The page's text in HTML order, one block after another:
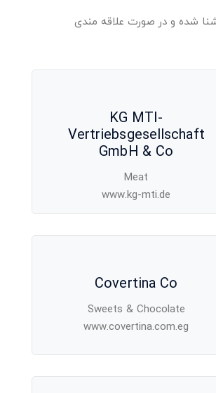
شده و در صورت علاقه مندی
KG MTI-
Vertriebsgesellschaft
GmbH & Co
Meat
www.kg-mti.de
Covertina Co
Sweets & Chocolate
www.covertina.com.eg